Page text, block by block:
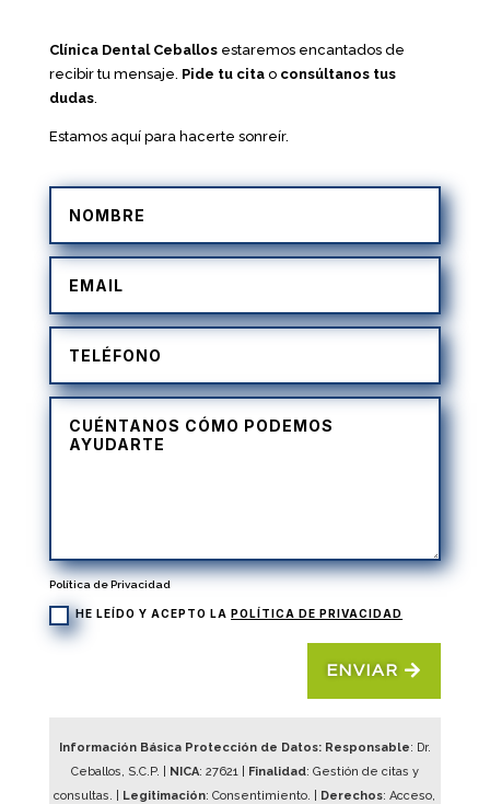
Clínica Dental Ceballosestaremos encantados de
recibir tu mensaje. Pide tu citao consúltanos tus
dudas.
Estamos aquí para hacerte sonreír.
Política de Privacidad
HE LEÍDO Y ACEPTO LA POLÍTICA DE PRIVACIDAD
ENVIAR
Información Básica Protección de Datos: Responsable: Dr.
Ceballos, S.C.P. |
NICA: 27621| Finalidad: Gestión de citas y
consultas. |
Legitimación: Consentimiento. | Derechos: Acceso,